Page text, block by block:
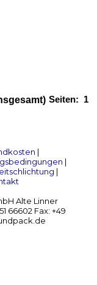
Seiten: 1
|
|
|
Alte Linner
66602 Fax: +49